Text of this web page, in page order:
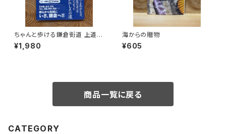
ちゃんと歩ける鎌倉街道 上道・
中道・下道
¥1,980
海からの贈物
¥605
商品一覧に戻る
CATEGORY